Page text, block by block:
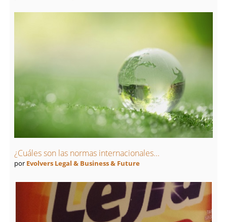
¿Cuáles son las normas internacionales...
por Evolvers Legal & Business & Future